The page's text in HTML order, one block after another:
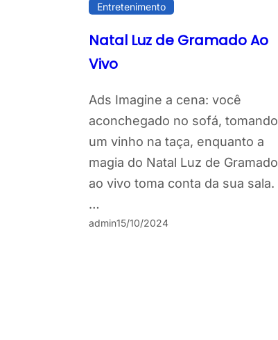
Entretenimento
Natal Luz de Gramado Ao
Vivo
Ads Imagine a cena: você
aconchegado no sofá, tomando
um vinho na taça, enquanto a
magia do Natal Luz de Gramado
ao vivo toma conta da sua sala.
…
admin15/10/2024